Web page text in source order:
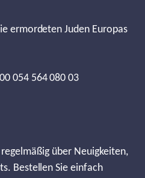
ermordeten Juden Europas
054 564 080 03
über Neuigkeiten,
Bestellen Sie einfach